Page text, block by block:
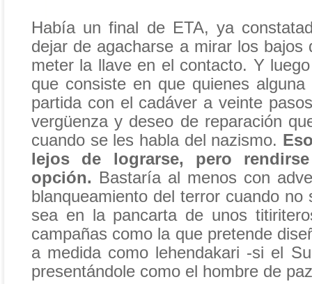
Había un final de ETA, ya
dejar de agacharse a mirar los bajos
meter la llave en el contacto. Y
que consiste en que quienes
partida con el cadáver a veinte
vergüenza y deseo de reparación
cuando se les habla del nazismo.
lejos de lograrse, pero
opción. Bastaría al menos con
blanqueamiento del terror cuando no
sea en la pancarta de unos
campañas como la que pretende
a medida como lehendakari -si el
presentándole como el hombre de